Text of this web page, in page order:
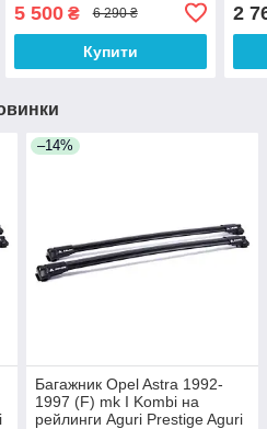
5 500₴ 6 290 ₴
Купити
2
–14%
Багажник Opel Astra 1992-
1997 (F) mk I Kombi на
рейлинги Aguri Prestige Aguri